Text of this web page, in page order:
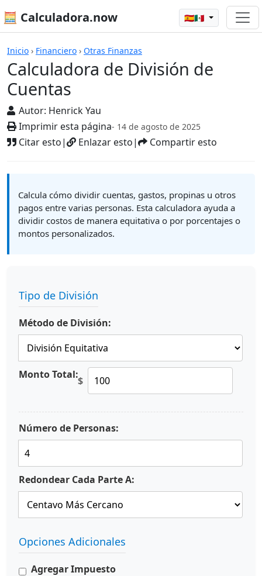
🧮 Calculadora.now 🇪🇸🇲🇽
Inicio › Financiero › Otras Finanzas
Calculadora de División de
Cuentas
Autor: Henrick Yau
Imprimir esta página- 14 de agosto de 2025
Citar esto| Enlazar esto| Compartir esto
Calculadoras
Calcula cómo dividir cuentas, gastos, propinas u otros
pagos entre varias personas. Esta calculadora ayuda a
dividir costos de manera equitativa o por porcentajes o
montos personalizados.
Tipo de División
Método de División:
Monto Total:$
Número de Personas:
Redondear Cada Parte A:
Opciones Adicionales
Agregar Impuesto